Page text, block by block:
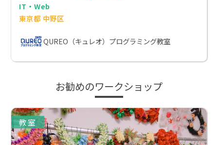
IT・Web
東京都 中野区
QUREO（キュレオ）プログラミング教室
お勧めのワークショップ
教室